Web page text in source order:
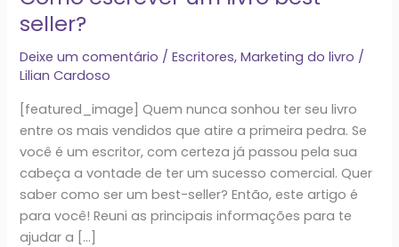
seller?
Deixe um comentário /Escritores,Marketing do livro /
Lilian Cardoso
[featured_image] Quem nunca sonhou ter seu livro
entre os mais vendidos que atire a primeira pedra. Se
você é um escritor, com certeza já passou pela sua
cabeça a vontade de ter um sucesso comercial. Quer
saber como ser um best-seller? Então, este artigo é
para você! Reuni as principais informações para te
ajudar a […]